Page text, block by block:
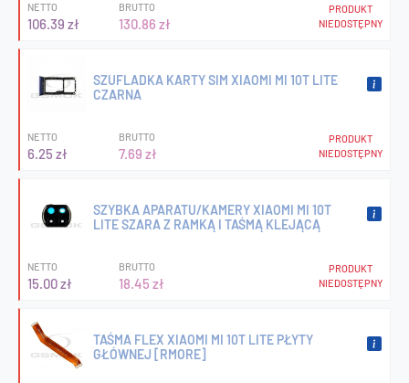
NETTO
106.39 zł
BRUTTO
130.86 zł
PRODUKT
NIEDOSTĘPNY
SZUFLADKA KARTY SIM XIAOMI MI 10T LITE
CZARNA
NETTO
6.25 zł
BRUTTO
7.69 zł
PRODUKT
NIEDOSTĘPNY
SZYBKA APARATU/KAMERY XIAOMI MI 10T
LITE SZARA Z RAMKĄ I TAŚMĄ KLEJĄCĄ
NETTO
15.00 zł
BRUTTO
18.45 zł
PRODUKT
NIEDOSTĘPNY
TAŚMA FLEX XIAOMI MI 10T LITE PŁYTY
GŁÓWNEJ [RMORE]